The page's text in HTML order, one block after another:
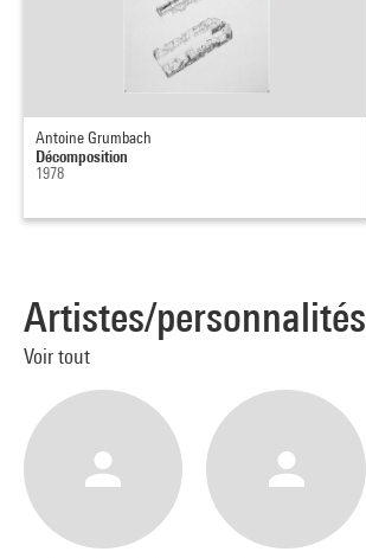
Antoine Grumbach
Décomposition
1978
Artistes/personnalités
Voir tout